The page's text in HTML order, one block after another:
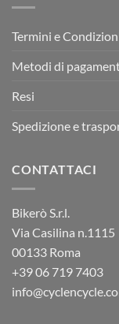
Termini e
Metodi di
Resi
Spedizione e
CONTATTACI
Bikerò S.r.l.
Via Casilina n.1115
00133 Roma
+3906 719 7403